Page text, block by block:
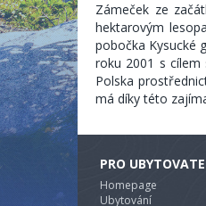
Zámeček ze
hektarovým
pobočka Kysucké
roku 2001 s cílem
Polska
má díky této
PRO
Homepage
Ubytování